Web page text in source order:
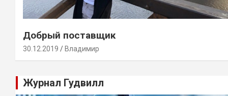
Добрый поставщик
30.12.2019 Владимир
Журнал Гудвилл